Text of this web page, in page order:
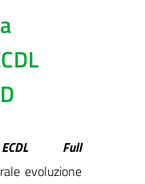
ECDL Full
evoluzione